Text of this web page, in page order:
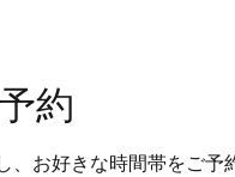
約
、お好きな時間帯をご予